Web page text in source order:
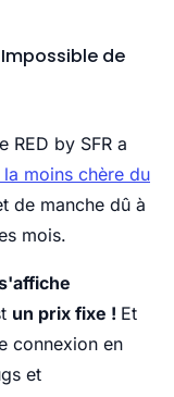
de
RED by SFR a
la moins chère du
de manche dû à
mois.
un prix fixe ! Et
connexion en
et